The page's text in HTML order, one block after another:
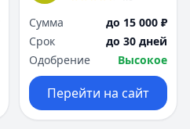
Челябинск
Ярославль
Вся Россия
Челябинск
Ярославль
Вся Россия
Сумма
до 15 000 ₽
Срок
до 30 дней
Одобрение
Высокое
Перейти на сайт